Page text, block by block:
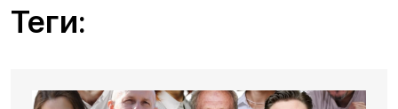
Теги: